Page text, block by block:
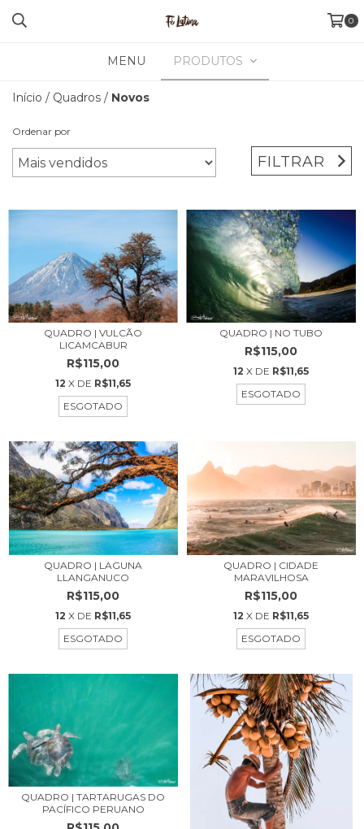
0
MENU PRODUTOS
Início / Quadros / Novos
Ordenar por
FILTRAR
QUADRO | VULCÃO
LICAMCABUR
R$115,00
12 X DE R$11,65
ESGOTADO
QUADRO | NO TUBO
R$115,00
12 X DE R$11,65
ESGOTADO
QUADRO | LAGUNA
LLANGANUCO
R$115,00
12 X DE R$11,65
ESGOTADO
QUADRO | CIDADE
MARAVILHOSA
R$115,00
12 X DE R$11,65
ESGOTADO
QUADRO | TARTARUGAS DO
PACÍFICO PERUANO